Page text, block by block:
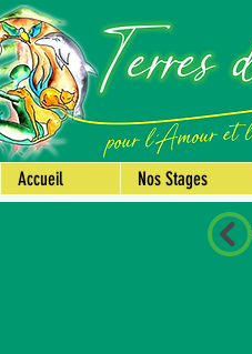
Accueil Nos Stages